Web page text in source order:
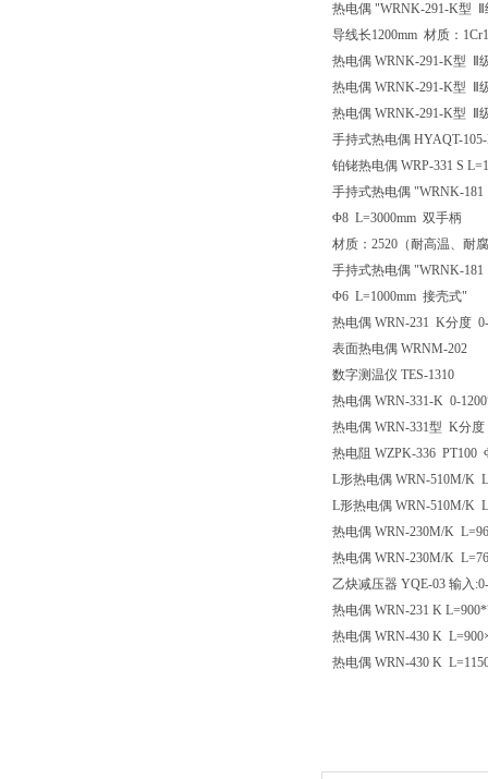
热电偶 "WRNK-291-K型
导线长1200mm 材质：
热电偶 WRNK-291-K型 Ⅱ
热电偶 WRNK-291-K型 Ⅱ
热电偶 WRNK-291-K型 Ⅱ
手持式热电偶 HYAQT-
铂铑热电偶 WRP-331 S
手持式热电偶 "WRNK-
Φ8 L=3000mm 双手柄
材质：2520（耐高温、耐
手持式热电偶 "WRNK-
Φ6 L=1000mm 接壳式"
热电偶 WRN-231 K分度
表面热电偶 WRNM-202
数字测温仪 TES-1310
热电偶 WRN-331-K 0-
热电偶 WRN-331型 K分
热电阻 WZPK-336 PT100
L形热电偶 WRN-510M/K
L形热电偶 WRN-510M/K
热电偶 WRN-230M/K
热电偶 WRN-230M/K
乙炔减压器 YQE-03 输入
热电偶 WRN-231 K
热电偶 WRN-430 K
热电偶 WRN-430 K